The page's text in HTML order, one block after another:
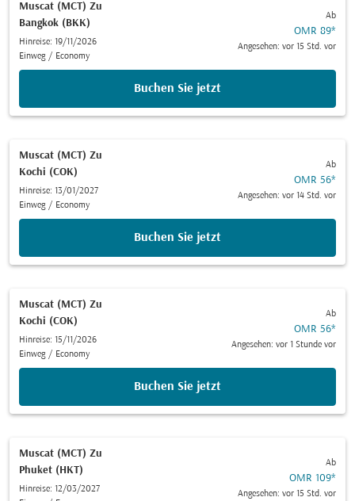
Muscat (MCT) Zu
Bangkok (BKK)
Hinreise: 19/11/2026
Einweg / Economy
Ab
OMR 89*
Angesehen: vor 15 Std. vor
Buchen Sie jetzt
Muscat (MCT) Zu
Kochi (COK)
Hinreise: 13/01/2027
Einweg / Economy
Ab
OMR 56*
Angesehen: vor 14 Std. vor
Buchen Sie jetzt
Muscat (MCT) Zu
Kochi (COK)
Hinreise: 15/11/2026
Einweg / Economy
Ab
OMR 56*
Angesehen: vor 1 Stunde vor
Buchen Sie jetzt
Muscat (MCT) Zu
Phuket (HKT)
Hinreise: 12/03/2027
Ab
OMR 109*
Angesehen: vor 15 Std. vor